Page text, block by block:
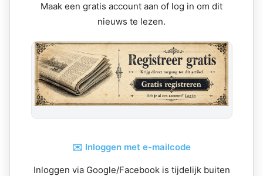
Maak een gratis account aan of log in om dit
nieuws te lezen.
✉️ Inloggen met e-mailcode
Inloggen via Google/Facebook is tijdelijk buiten